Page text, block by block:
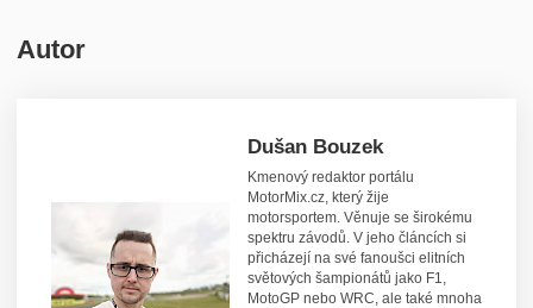
Autor
Dušan Bouzek
Kmenový redaktor portálu
MotorMix.cz, který žije
motorsportem. Věnuje se širokému
spektru závodů. V jeho článcích si
přicházejí na své fanoušci elitních
světových šampionátů jako F1,
MotoGP nebo WRC, ale také mnoha